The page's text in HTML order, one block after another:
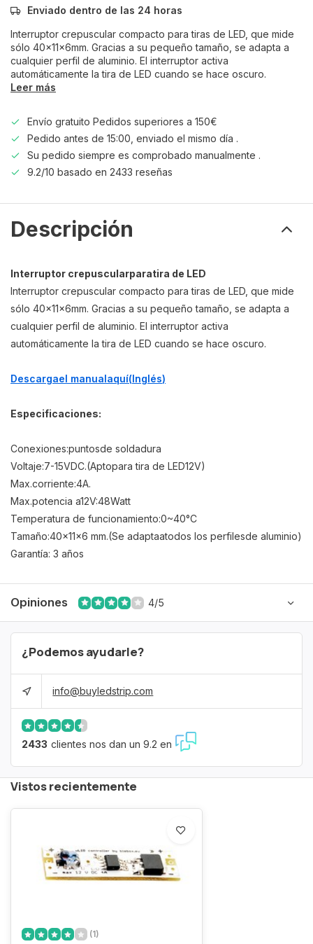
Enviado dentro de las 24 horas
Interruptor crepuscular compacto para tiras de LED, que mide
sólo 40x11x6mm. Gracias a su pequeño tamaño, se adapta a
cualquier perfil de aluminio. El interruptor activa
automáticamente la tira de LED cuando se hace oscuro.
Leer más
Envío gratuito Pedidos superiores a 150€
Pedido antes de 15:00, enviado el mismo día .
Su pedido siempre es comprobado manualmente .
9.2/10 basado en 2433 reseñas
Descripción
Interruptor crepuscularparatira de LED
Interruptor crepuscular compacto para tiras de LED, que mide
sólo 40x11x6mm. Gracias a su pequeño tamaño, se adapta a
cualquier perfil de aluminio. El interruptor activa
automáticamente la tira de LED cuando se hace oscuro.
Descargael manualaquí(Inglés)
Especificaciones:
Conexiones:puntosde soldadura
Voltaje:7-15VDC.(Aptopara tira de LED12V)
Max.corriente:4A.
Max.potencia a12V:48Watt
Temperatura de funcionamiento:0~40°C
Tamaño:40x11x6 mm.(Se adaptaatodos los perfilesde aluminio)
Garantía: 3 años
Opiniones 4/5
¿Podemos ayudarle?
info@buyledstrip.com
2433 clientes nos dan un 9.2 en
Vistos recientemente
(1)